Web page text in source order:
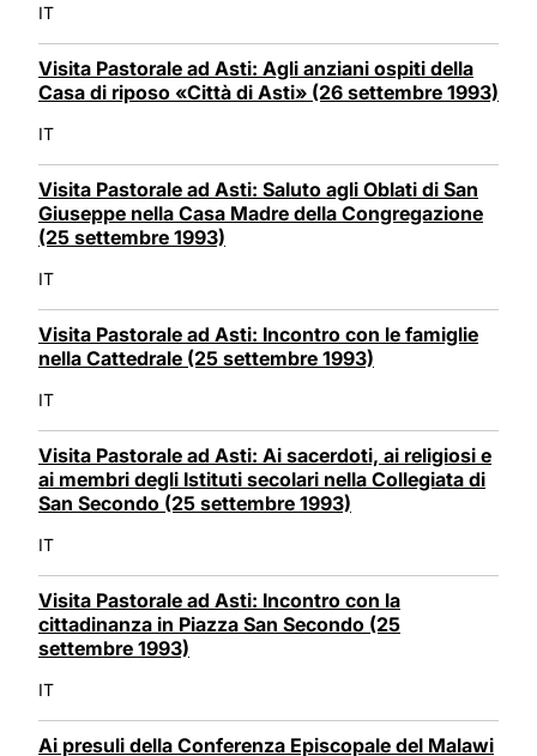
IT
Visita Pastorale ad Asti: Agli anziani ospiti della
Casa di riposo «Città di Asti» (26 settembre 1993)
IT
Visita Pastorale ad Asti: Saluto agli Oblati di San
Giuseppe nella Casa Madre della Congregazione
(25 settembre 1993)
IT
Visita Pastorale ad Asti: Incontro con le famiglie
nella Cattedrale (25 settembre 1993)
IT
Visita Pastorale ad Asti: Ai sacerdoti, ai religiosi e
ai membri degli Istituti secolari nella Collegiata di
San Secondo (25 settembre 1993)
IT
Visita Pastorale ad Asti: Incontro con la
cittadinanza in Piazza San Secondo (25
settembre 1993)
IT
Ai presuli della Conferenza Episcopale del Malawi